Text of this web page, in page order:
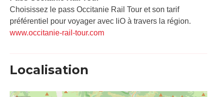
Choisissez le pass Occitanie Rail Tour et son tarif
préférentiel pour voyager avec liO à travers la région.
www.occitanie-rail-tour.com
Localisation